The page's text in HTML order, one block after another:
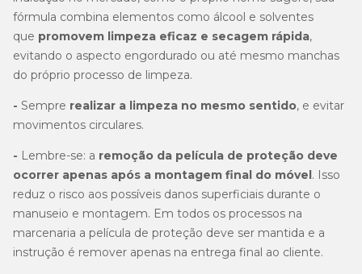
fórmula combina elementos como álcool e solventes
que promovem limpeza eficaz e secagem rápida,
evitando o aspecto engordurado ou até mesmo manchas
do próprio processo de limpeza.
- Sempre realizar a limpeza no mesmo sentido, e evitar
movimentos circulares.
- Lembre-se: a remoção da película de proteção deve
ocorrer apenas após a montagem final do móvel. Isso
reduz o risco aos possíveis danos superficiais durante o
manuseio e montagem. Em todos os processos na
marcenaria a película de proteção deve ser mantida e a
instrução é remover apenas na entrega final ao cliente.